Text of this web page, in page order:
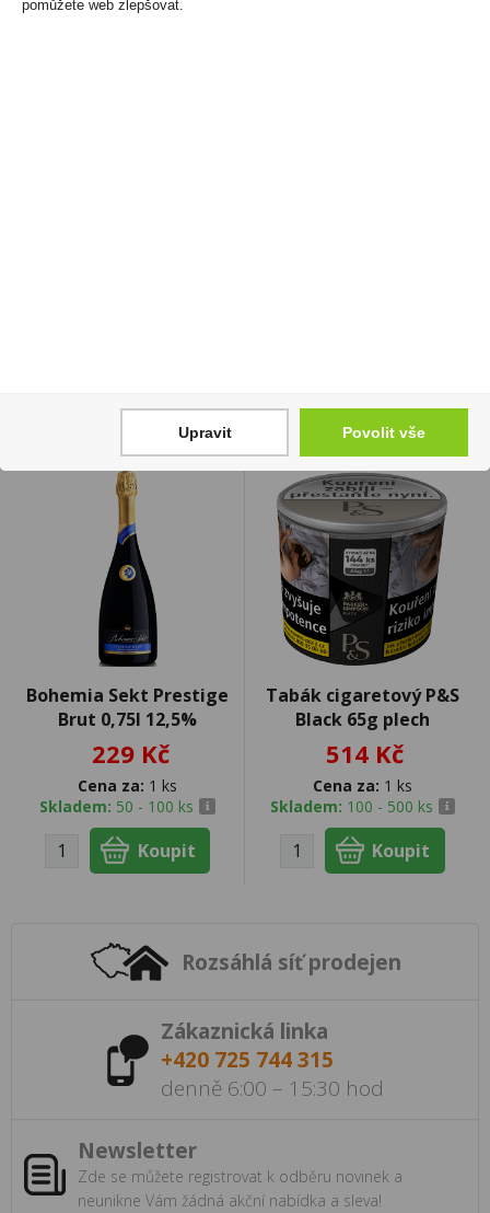
Bohemia Sekt Prestige
Brut 0,75l 12,5%
229 Kč
Cena za: 1 ks
Skladem: 50 - 100 ks
Tabák cigaretový P&S
Black 65g plech
514 Kč
Cena za: 1 ks
Skladem: 100 - 500 ks
Rozsáhlá síť prodejen
Zákaznická linka
+420 725 744 315
denně 6:00 – 15:30 hod
Newsletter
Zde se můžete registrovat k odběru novinek a
neunikne Vám žádná akční nabídka a sleva!
pomůžete web zlepšovat.
Upravit Povolit vše